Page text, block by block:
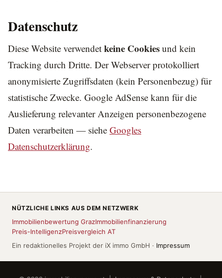
Datenschutz
Diese Website verwendet keine Cookies und kein
Tracking durch Dritte. Der Webserver protokolliert
anonymisierte Zugriffsdaten (kein Personenbezug) für
statistische Zwecke. Google AdSense kann für die
Auslieferung relevanter Anzeigen personenbezogene
Daten verarbeiten — siehe Googles
Datenschutzerklärung.
NÜTZLICHE LINKS AUS DEM NETZWERK
Immobilienbewertung GrazImmobilienfinanzierung
Preis-IntelligenzPreisvergleich AT
Ein redaktionelles Projekt der iX immo GmbH · Impressum